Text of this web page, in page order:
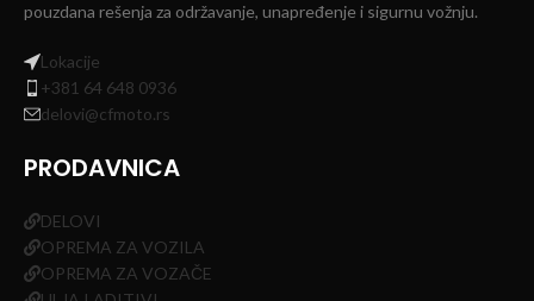
pouzdana rešenja za održavanje, unapređenje i sigurnu vožnju.
Lokacije
+381 64 648 0936
delovi@cfmoto.rs
PRODAVNICA
DELOVI
OPREMA ZA VOZILA
OPREMA ZA VOZAČE